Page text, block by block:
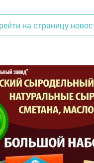
на страницу